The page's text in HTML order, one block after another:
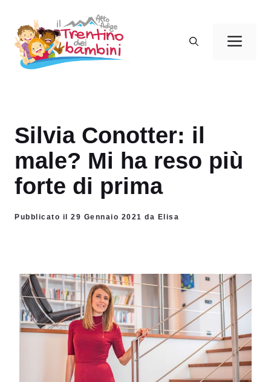
contenuto
Silvia Conotter: il
male? Mi ha reso più
forte di prima
Pubblicato il 29 Gennaio 2021 da Elisa